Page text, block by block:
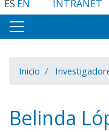
ES EN INTRANET
Inicio
Belinda